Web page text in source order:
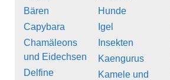
Bären
Capybara
Chamäleons
und Eidechsen
Delfine
Hunde
Igel
Insekten
Kaengurus
Kamele und